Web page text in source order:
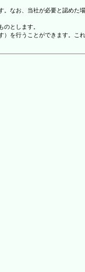
なお、当社が必要と認め
とします。
を行うことができます。